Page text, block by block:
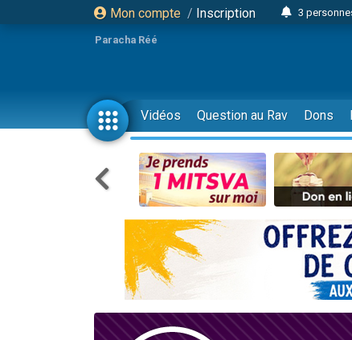
Mon compte / Inscription
3
3
3
2
13
30
Il reste
12
3
2
2
3
8
Paracha Réé
Vidéos Question au Rav Dons